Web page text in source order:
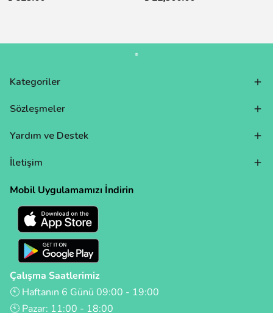
Kategoriler
Sözleşmeler
Yardım ve Destek
İletişim
Mobil Uygulamamızı İndirin
Çalışma Saatlerimiz
🕙 Haftanın 6 Günü 09:00 - 19:00
🕙 Pazar: 11:00 - 18:00